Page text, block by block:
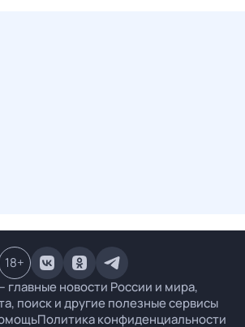
новости России и мира,
поиск и другие полезные сервисы
Политика конфиденциальности
18+